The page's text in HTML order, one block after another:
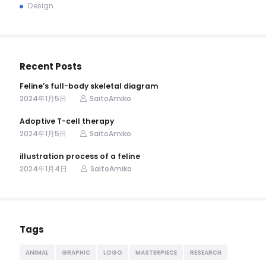
Design
Recent Posts
Feline’s full-body skeletal diagram
2024年1月5日
SaitoAmiko
Adoptive T-cell therapy
2024年1月5日
SaitoAmiko
illustration process of a feline
2024年1月4日
SaitoAmiko
Tags
ANIMAL GRAPHIC LOGO MASTERPIECE RESEARCH